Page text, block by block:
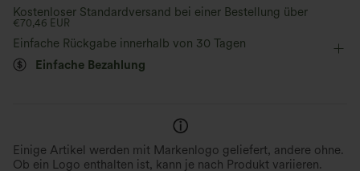
Atmungsaktiv Feuchtigkeitsableitend
Crossover-Bund Seitentaschen Crossover
überziehen Yoga & Pilates 17,5 cm
mit hohem Bund eng geschnitten
Kostenloser Standardversand bei einer Bestellung über
€70,46 EUR
Einfache Rückgabe innerhalb von 30 Tagen
Einfache Bezahlung
Einige Artikel werden mit Markenlogo geliefert, andere ohne.
Ob ein Logo enthalten ist, kann je nach Produkt variieren.